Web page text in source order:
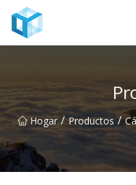
Hogar / Productos /